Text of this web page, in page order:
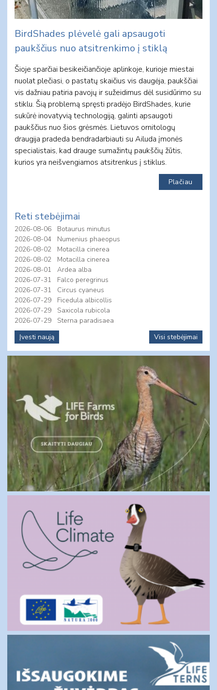
BirdShades plėvelė gali apsaugoti
paukščius nuo atsitrenkimo į stiklą
Šioje sparčiai besikeičiančioje aplinkoje, kurioje miestai
nuolat plečiasi, o pastatų skaičius vis daugėja, paukščiai
vis dažniau patiria pavojų ir sužeidimus dėl susidūrimo su
stiklu. Šią problemą spręsti pradėjo BirdShades, kurie
sukūrė inovatyvią technologiją, galinti apsaugoti
paukščius nuo šios grėsmės. Lietuvos ornitologų
draugija pradeda bendradarbiauti su Ailuda įmonės
specialistais, kad drauge sumažintų paukščių žūtis,
kurios yra neišvengiamos atsitrenkus į stiklus.
Plačiau
Reti stebėjimai
2026-08-06
Botaurus minutus
2026-08-04
Numenius phaeopus
2026-08-02
Motacilla cinerea
2026-08-02
Motacilla cinerea
2026-08-01
Ardea alba
2026-07-31
Falco peregrinus
2026-07-31
Circus cyaneus
2026-07-29
Ficedula albicollis
2026-07-29
Saxicola rubicola
2026-07-29
Sterna paradisaea
Įvesti naują
Visi stebėjimai